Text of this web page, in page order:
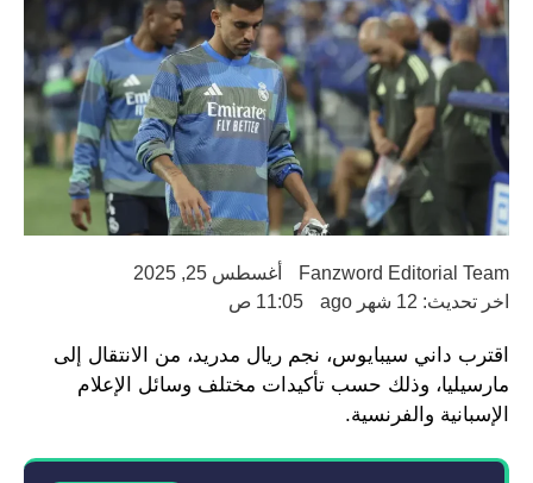
Fanzword Editorial Team
أغسطس 25, 2025
اخر تحديث: 12 شهر ago
11:05 ص
اقترب داني سيبايوس، نجم ريال مدريد، من الانتقال إلى
مارسيليا، وذلك حسب تأكيدات مختلف وسائل الإعلام
الإسبانية والفرنسية.